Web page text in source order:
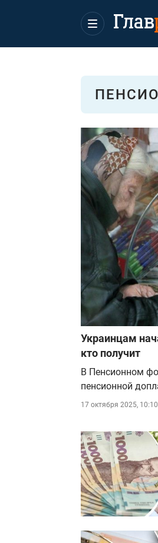
Украинцам
кто получит
В Пенсионном
пенсионной
17 октября 2025, 10:10